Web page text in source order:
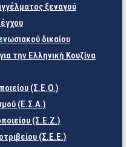
ξεναγού
δικαίου
την Ελληνική Κουζίνα
(Σ.Ε.Ο.)
(Ε.Σ.Α.)
(Σ.Ε.Ζ.)
(Σ.Ε.Ε.)